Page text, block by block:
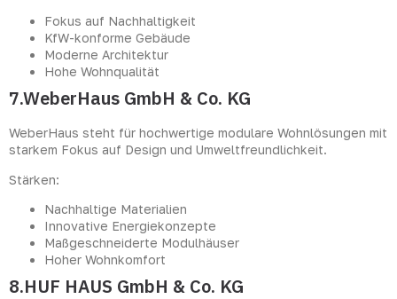
Fokus auf Nachhaltigkeit
KfW-konforme Gebäude
Moderne Architektur
Hohe Wohnqualität
7.WeberHaus GmbH & Co. KG
WeberHaus steht für hochwertige modulare Wohnlösungen mit
starkem Fokus auf Design und Umweltfreundlichkeit.
Stärken:
Nachhaltige Materialien
Innovative Energiekonzepte
Maßgeschneiderte Modulhäuser
Hoher Wohnkomfort
8.HUF HAUS GmbH & Co. KG